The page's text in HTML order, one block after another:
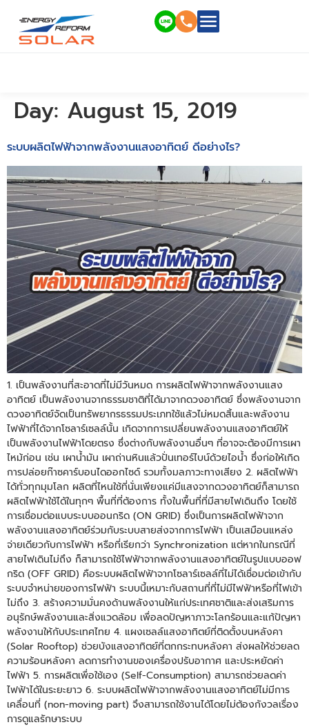
Day: August 15, 2019
ระบบผลิตไฟฟ้าจากพลังงานแสงอาทิตย์ ดีอย่างไร?
1. เป็นพลังงานที่สะอาดที่ไม่มีวันหมด การผลิตไฟฟ้าจากพลังงานแสง
อาทิตย์ เป็นพลังงานจากธรรมชาติที่ได้มาจากดวงอาทิตย์ ซึ่งพลังงานจาก
ดวงอาทิตย์จัดเป็นทรัพยากรธรรมประเภทใช้แล้วไม่หมดสิ้นและพลังงาน
ไฟฟ้าที่ได้จากโซลาร์เซลล์นั้น เกิดจากการเปลี่ยนพลังงานแสงอาทิตย์ให้
เป็นพลังงานไฟฟ้าโดยตรง ซึ่งต่างกับพลังงานอื่นๆ ที่อาจจะต้องมีการเผา
ไหม้ก่อน เช่น เผาน้ำมัน เผาถ่านหินแล้วปั่นเทอร์ไบน์ด้วยไอน้ำ ซึ่งก่อให้เกิด
การปล่อยก๊าซคาร์บอนไดออกไซด์ รวมทั้งมลภาวะทางเสียง 2. ผลิตไฟฟ้า
ได้ทั่วทุกมุมโลก ผลิตที่ไหนใช้ที่นั่นเพียงแค่มีแสงจากดวงอาทิตย์ก็สามารถ
ผลิตไฟฟ้าใช้ได้ในทุกๆ พื้นที่ที่ต้องการ ทั้งในพื้นที่ที่มีสายไฟเดินถึง โดยใช้
การเชื่อมต่อแบบระบบออนกริด (ON GRID) ซึ่งเป็นการผลิตไฟฟ้าจาก
พลังงานแสงอาทิตย์ร่วมกับระบบสายส่งจากการไฟฟ้า เป็นเสมือนแหล่ง
จ่ายเดียวกับการไฟฟ้า หรือที่เรียกว่า Synchronization แต่หากในกรณีที่
สายไฟเดินไม่ถึง ก็สามารถใช้ไฟฟ้าจากพลังงานแสงอาทิตย์ในรูปแบบออฟ
กริด (OFF GRID) คือระบบผลิตไฟฟ้าจากโซลาร์เซลล์ที่ไม่ได้เชื่อมต่อเข้ากับ
ระบบจำหน่ายของการไฟฟ้า ระบบนี้เหมาะกับสถานที่ที่ไม่มีไฟฟ้าหรือที่ไฟเข้า
ไม่ถึง 3. สร้างความมั่นคงด้านพลังงานให้แก่ประเทศชาติและส่งเสริมการ
อนุรักษ์พลังงานและสิ่งแวดล้อม เพื่อลดปัญหาภาวะโลกร้อนและแก้ปัญหา
พลังงานให้กับประเทศไทย 4. แผงเซลล์แสงอาทิตย์ที่ติดตั้งบนหลังคา
(Solar Rooftop) ช่วยบังแสงอาทิตย์ที่ตกกระทบหลังคา ส่งผลให้ช่วยลด
ความร้อนหลังคา ลดการทำงานของเครื่องปรับอากาศ และประหยัดค่า
ไฟฟ้า 5. การผลิตเพื่อใช้เอง (Self-Consumption) สามารถช่วยลดค่า
ไฟฟ้าได้ในระยะยาว 6. ระบบผลิตไฟฟ้าจากพลังงานแสงอาทิตย์ไม่มีการ
เคลื่อนที่ (non-moving part) จึงสามารถใช้งานได้โดยไม่ต้องกังวลเรื่อง
การดูแลรักษาระบบ